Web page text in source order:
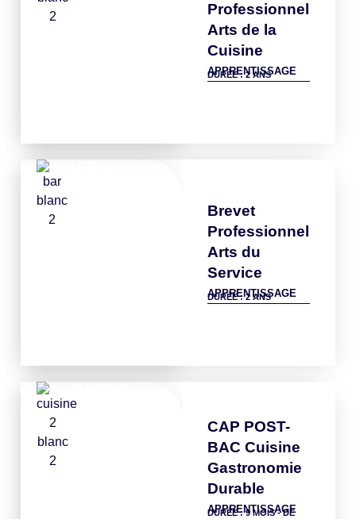
Professionnel
Arts de la
Cuisine
APPRENTISSAGE
DURÉE : 2 ANS
Brevet
Professionnel
Arts du
Service
APPRENTISSAGE
DURÉE : 2 ANS
CAP POST-
BAC Cuisine
Gastronomie
Durable
APPRENTISSAGE
DURÉE : 9 MOIS - DE